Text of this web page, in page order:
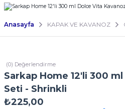
Anasayfa KAPAK VE KAVANOZ
(0) Değerlendirme
Sarkap Home 12'li 300
Seti - Shrinkli
₺225,00